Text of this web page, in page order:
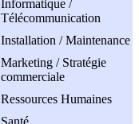
Informatique /
Télécommunication
Installation / Maintenance
Marketing / Stratégie
commerciale
Ressources Humaines
Santé